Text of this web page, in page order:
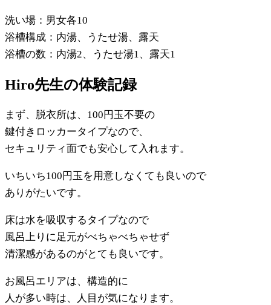
洗い場：男女各10
浴槽構成：内湯、うたせ湯、露天
浴槽の数：内湯2、うたせ湯1、露天1
Hiro先生の体験記録
まず、脱衣所は、100円玉不要の
鍵付きロッカータイプなので、
セキュリティ面でも安心して入れます。
いちいち100円玉を用意しなくても良いので
ありがたいです。
床は水を吸収するタイプなので
風呂上りに足元がべちゃべちゃせず
清潔感があるのがとても良いです。
お風呂エリアは、構造的に
人が多い時は、人目が気になります。